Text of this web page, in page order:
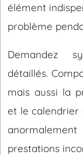
élément
problème
Demandez
détaillés.
mais aussi la
et le calendrier
prestations